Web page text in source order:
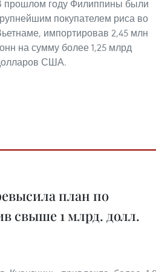
прошлом году Филиппины были
покупателем риса во
импортировав 2,45 млн
на сумму более 1,25 млрд
США.
план по
свыше 1 млрд. долл.